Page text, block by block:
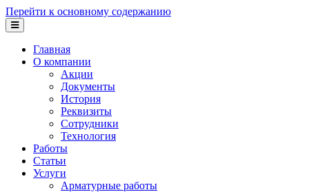
Перейти к основному содержанию
Главная
О компании
Акции
Документы
История
Реквизиты
Сотрудники
Технология
Работы
Статьи
Услуги
Арматурные работы